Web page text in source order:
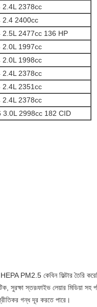
2.4L 2378cc
2.4 2400cc
2.5L 2477cc 136 HP
2.0L 1997cc
2.0L 1998cc
2.4L 2378cc
2.4L 2351cc
2.4L 2378cc
3.0L 2998cc 182 CID
PM2.5 কেবিন ফিল্টার তৈরি
সুরক্ষা স্তর৷ফাইভ লেয়ার মিডিয়া সহ
গন্ধ দূর করতে পারে।